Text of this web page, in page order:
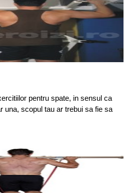
pentru spate, in sensul ca
una, scopul tau ar trebui sa fie sa